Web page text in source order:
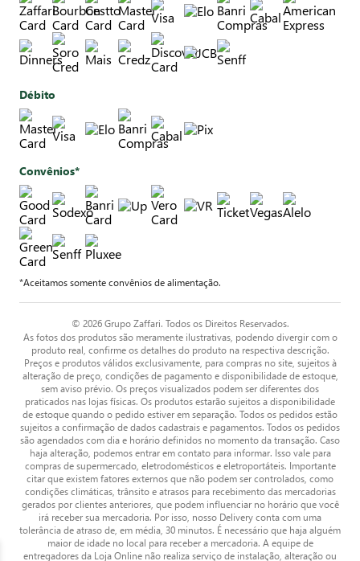
Débito
Convênios*
*Aceitamos somente convênios de alimentação.
© 2026 Grupo Zaffari. Todos os Direitos Reservados.
As fotos dos produtos são meramente ilustrativas, podendo divergir com o
produto real, confirme os detalhes do produto na respectiva descrição.
Preços e produtos válidos exclusivamente, para compras no site, sujeitos à
alteração de preço, condições de pagamento e disponibilidade de estoque,
sem aviso prévio. Os preços visualizados podem ser diferentes dos
praticados nas lojas físicas. Os produtos estarão sujeitos a disponibilidade
de estoque quando o pedido estiver em separação. Todos os pedidos estão
sujeitos a confirmação de dados cadastrais e pagamentos. Todos os pedidos
são agendados com dia e horário definidos no momento da transação. Caso
haja alteração, podemos entrar em contato para informar. Isso vale para
compras de supermercado, eletrodomésticos e eletroportáteis. Importante
citar que existem fatores externos que não podem ser controlados, como
condições climáticas, trânsito e atrasos para recebimento das mercadorias
gerados por clientes anteriores, que podem influenciar no horário que você
irá receber sua mercadoria. Por isso, nosso Delivery conta com uma
tolerância de atraso de, em média, 30 minutos. É necessário que haja alguém
maior de idade no local para receber a mercadoria. A equipe de
entregadores da Loja Online não realiza serviço de instalação, alteração ou